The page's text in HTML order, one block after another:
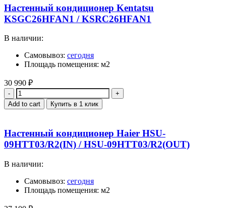
Настенный кондиционер Kentatsu
KSGC26HFAN1 / KSRC26HFAN1
В наличии:
Самовывоз: сегодня
Площадь помещения: м2
30 990 ₽
Quantity
Add to cart Купить в 1 клик
Настенный кондиционер Haier HSU-
09HTT03/R2(IN) / HSU-09HTT03/R2(OUT)
В наличии:
Самовывоз: сегодня
Площадь помещения: м2